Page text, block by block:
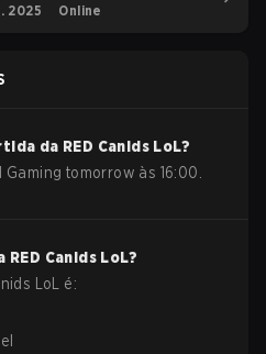
2025 Online
da RED Canids LoL?
tomorrow às 16:00.
RED Canids LoL?
LoL
é: